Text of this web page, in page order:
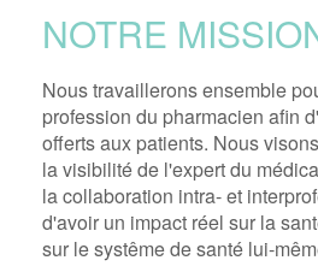
NOTRE
Nous travaillerons ensemble
profession du pharmacien afin
offerts aux patients. Nous
la visibilité de l'expert du
la collaboration intra- et
d'avoir un impact réel sur la
sur le systême de santé lui-